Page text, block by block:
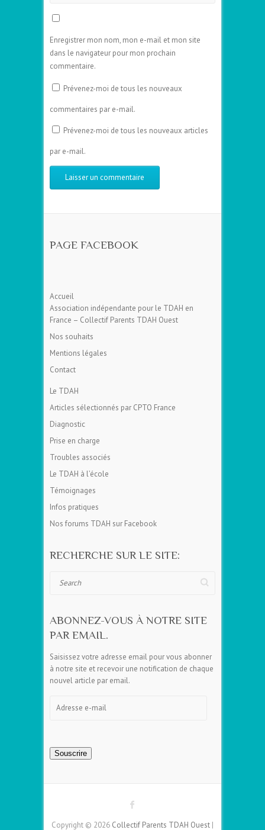
Enregistrer mon nom, mon e-mail et mon site
dans le navigateur pour mon prochain
commentaire.
Prévenez-moi de tous les nouveaux
commentaires par e-mail.
Prévenez-moi de tous les nouveaux articles
par e-mail.
PAGE FACEBOOK
Accueil
Association indépendante pour le TDAH en
France – Collectif Parents TDAH Ouest
Nos souhaits
Mentions légales
Contact
Le TDAH
Articles sélectionnés par CPTO France
Diagnostic
Prise en charge
Troubles associés
Le TDAH à l’école
Témoignages
Infos pratiques
Nos forums TDAH sur Facebook
RECHERCHE SUR LE SITE:
ABONNEZ-VOUS À NOTRE SITE
PAR EMAIL.
Saisissez votre adresse email pour vous abonner
à notre site et recevoir une notification de chaque
nouvel article par email.
Souscrire
Copyright © 2026 Collectif Parents TDAH Ouest |